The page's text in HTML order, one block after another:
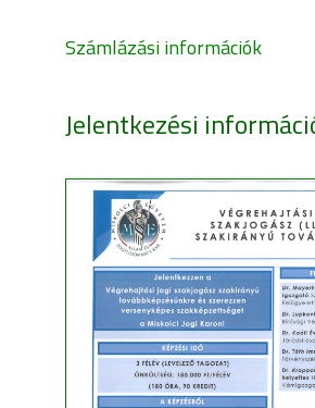
Számlázási információk
Jelentkezési